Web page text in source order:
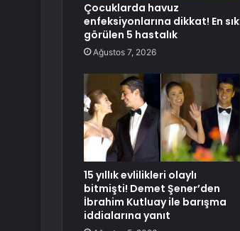
Çocuklarda havuz
enfeksiyonlarına dikkat! En sık
görülen 5 hastalık
Ağustos 7, 2026
15 yıllık evlilikleri olaylı
bitmişti! Demet Şener’den
İbrahim Kutluay ile barışma
iddialarına yanıt